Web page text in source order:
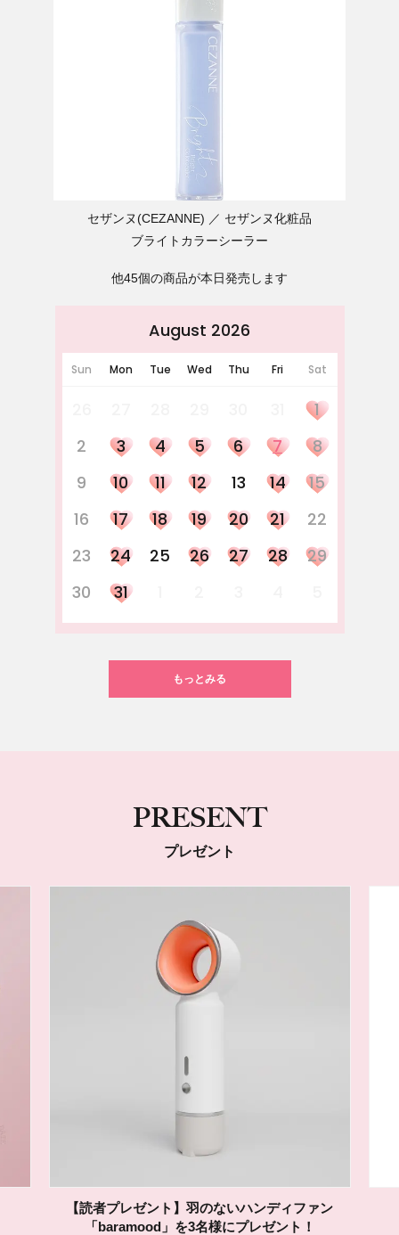
セザンヌ(CEZANNE)
セザンヌ化粧品
ブライトカラーシーラー
他45個の商品が本日発売します
August 2026
Sun Mon Tue Wed Thu Fri Sat
1
2
3 4 5 6 7
8
9
10 11 12 13 14
15
16
17 18 19 20 21
22
23
24 25 26 27 28
29
30
31
もっとみる
PRESENT
プレゼント
ADDICTIONの「マイクロピーリング トナー」を
10名様に！